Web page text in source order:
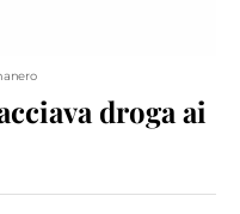
droga ai